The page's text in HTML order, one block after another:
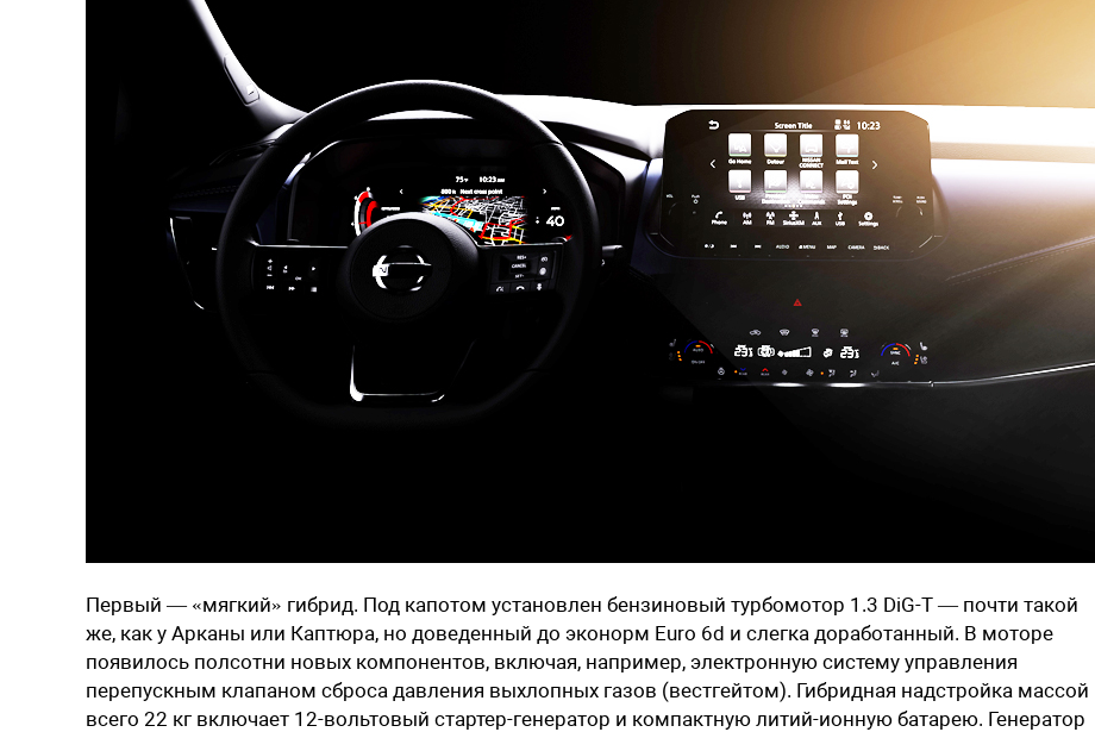
Первый — «мягкий» гибрид. Под капотом установлен бензиновый турбомотор 1.3 DiG-T — почти такой
же, как у Арканы или Каптюра, но доведенный до эконорм Euro 6d и слегка доработанный. В моторе
появилось полсотни новых компонентов, включая, например, электронную систему управления
перепускным клапаном сброса давления выхлопных газов (вестгейтом). Гибридная надстройка массой
всего 22 кг включает 12-вольтовый стартер-генератор и компактную литий-ионную батарею. Генератор